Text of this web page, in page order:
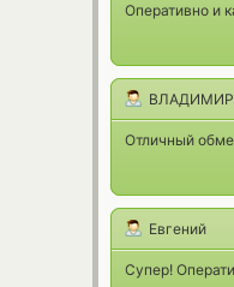
Оперативно и
ВЛАДИМИР
Отличный
Евгений
Супер!